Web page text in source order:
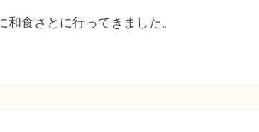
キ
食
和食さとに行ってきました。